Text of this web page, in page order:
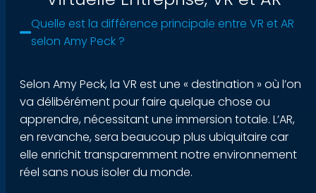
Quelle est la différence principale entre VR et AR
selon Amy Peck ?
Selon Amy Peck, la VR est une « destination » où l’on
va délibérément pour faire quelque chose ou
apprendre, nécessitant une immersion totale. L’AR,
en revanche, sera beaucoup plus ubiquitaire car
elle enrichit transparemment notre environnement
réel sans nous isoler du monde.